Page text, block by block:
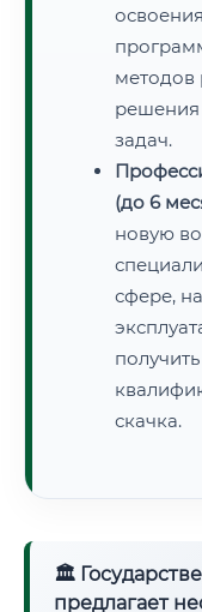
методов
решения
задач.
(до 6
новую
сфере,
скачка.
🏛
предлагает